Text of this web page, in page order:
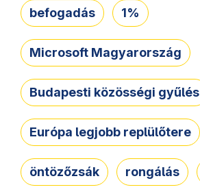
befogadás 1%
Microsoft Magyarország
Budapesti közösségi gyűlés
Európa legjobb replülőtere
öntözőzsák rongálás